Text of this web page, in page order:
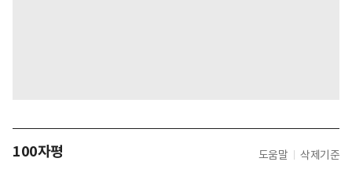
100자평 도움말 삭제기준